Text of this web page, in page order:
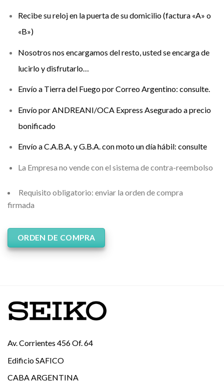
Recibe su reloj en la puerta de su domicilio (factura «A» o
«B»)
Nosotros nos encargamos del resto, usted se encarga de
lucirlo y disfrutarlo…
Envío a Tierra del Fuego por Correo Argentino: consulte.
Envío por ANDREANI/OCA Express Asegurado a precio
bonificado
Envío a C.A.B.A. y G.B.A. con moto un día hábil: consulte
La Empresa no vende con el sistema de contra-reembolso
Requisito obligatorio: enviar la orden de compra
firmada
ORDEN DE COMPRA
Av. Corrientes 456 Of. 64
Edificio SAFICO
CABA ARGENTINA